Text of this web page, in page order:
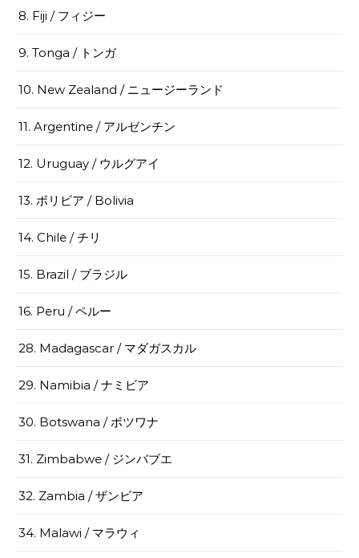
8. Fiji / フィジー
9. Tonga / トンガ
10. New Zealand / ニュージーランド
11. Argentine / アルゼンチン
12. Uruguay / ウルグアイ
13. ボリビア / Bolivia
14. Chile / チリ
15. Brazil / ブラジル
16. Peru / ペルー
28. Madagascar / マダガスカル
29. Namibia / ナミビア
30. Botswana / ボツワナ
31. Zimbabwe / ジンバブエ
32. Zambia / ザンビア
34. Malawi / マラウィ